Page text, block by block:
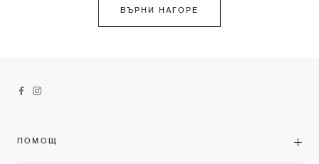
ВЪРНИ НАГОРЕ
ПОМОЩ